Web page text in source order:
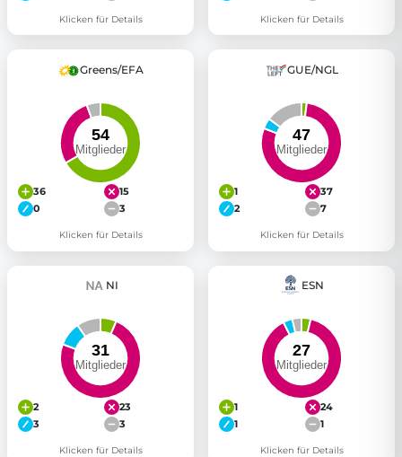
Klicken für Details Klicken für Details
Greens/EFA
36
15
0
3
Klicken für Details
GUE/NGL
1
37
2
7
Klicken für Details
NI
2
23
3
3
Klicken für Details
ESN
1
24
1
1
Klicken für Details